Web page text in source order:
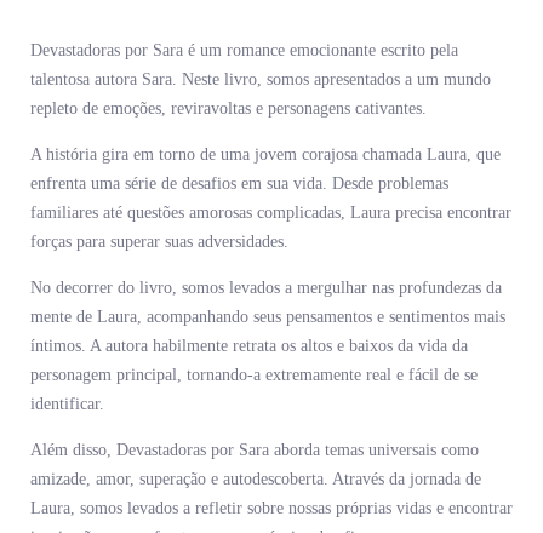
Devastadoras por Sara é um romance emocionante escrito pela
talentosa autora Sara. Neste livro, somos apresentados a um mundo
repleto de emoções, reviravoltas e personagens cativantes.
A história gira em torno de uma jovem corajosa chamada Laura, que
enfrenta uma série de desafios em sua vida. Desde problemas
familiares até questões amorosas complicadas, Laura precisa encontrar
forças para superar suas adversidades.
No decorrer do livro, somos levados a mergulhar nas profundezas da
mente de Laura, acompanhando seus pensamentos e sentimentos mais
íntimos. A autora habilmente retrata os altos e baixos da vida da
personagem principal, tornando-a extremamente real e fácil de se
identificar.
Além disso, Devastadoras por Sara aborda temas universais como
amizade, amor, superação e autodescoberta. Através da jornada de
Laura, somos levados a refletir sobre nossas próprias vidas e encontrar